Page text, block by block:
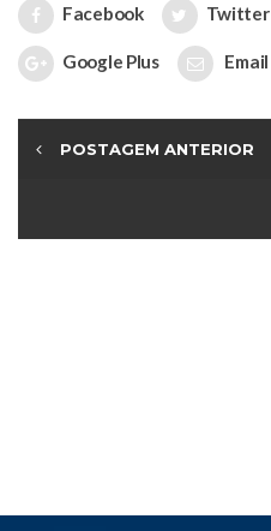
Facebook Twitter
Google Plus Email
POSTAGEM ANTERIOR